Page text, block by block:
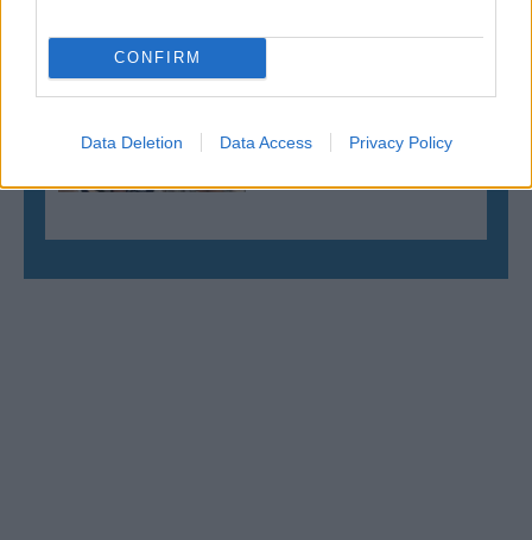
CONFIRM
Data Deletion Data Access Privacy Policy
08/03/2026